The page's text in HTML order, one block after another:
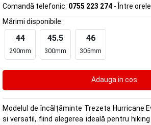
Comandă telefonic: 0755 223 274 - Între
Mărimi disponibile:
44
290mm
45.5
300mm
46
305mm
Modelul de încălțăminte Trezeta Hurricane
si versatil, fiind alegerea ideală pentru